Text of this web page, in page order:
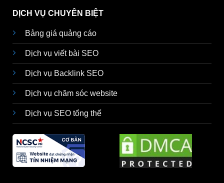
DỊCH VỤ CHUYÊN BIỆT
Bảng giá quảng cáo
Dịch vụ viết bài SEO
Dịch vụ Backlink SEO
Dịch vụ chăm sóc website
Dịch vụ SEO tổng thể